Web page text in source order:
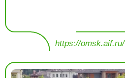
https://omsk.aif.ru/